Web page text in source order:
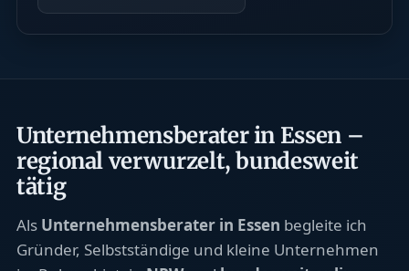
Unternehmensberater in Essen –
regional verwurzelt, bundesweit
tätig
Als Unternehmensberater in Essen begleite ich
Gründer, Selbstständige und kleine Unternehmen